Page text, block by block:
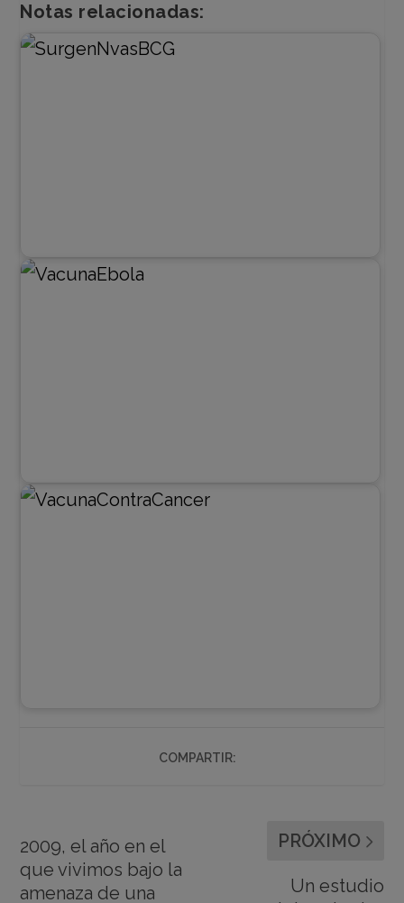
Notas relacionadas:
COMPARTIR:
2009, el año en el
que vivimos bajo la
amenaza de una
PRÓXIMO
Un estudio